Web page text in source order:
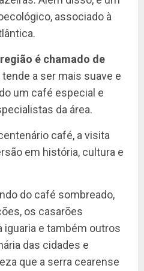
associado à
é chamado de
tende a ser mais suave e
um café especial e
da área.
café, a visita
em história, cultura e
do café sombreado,
os casarões
iguaria e também outros
das cidades e
que a serra cearense